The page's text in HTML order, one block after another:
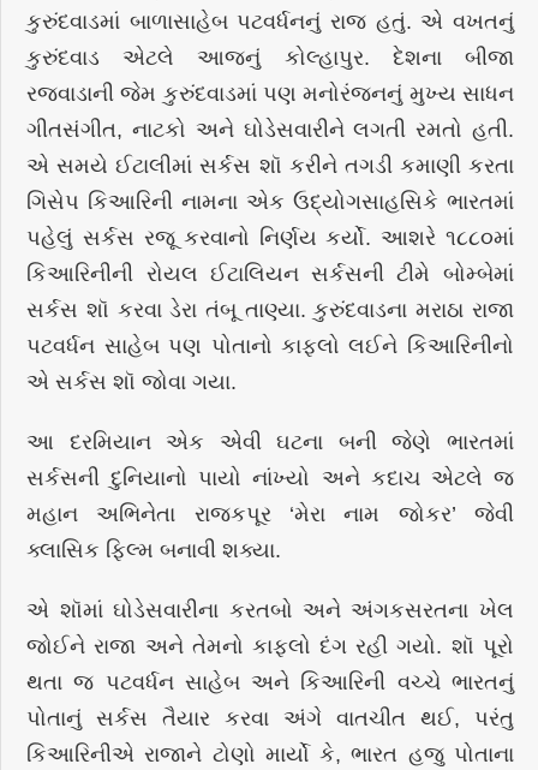
કુરુંદવાડમાં બાળાસાહેબ પટવર્ધનનું રાજ હતું. એ વખતનું
કુરુંદવાડ એટલે આજનું કોલ્હાપુર. દેશના બીજા
રજવાડાની જેમ કુરુંદવાડમાં પણ મનોરંજનનું મુખ્ય સાધન
ગીતસંગીત, નાટકો અને ઘોડેસવારીને લગતી રમતો હતી.
એ સમયે ઈટાલીમાં સર્કસ શૉ કરીને તગડી કમાણી કરતા
ગિસેપ કિઆરિની નામના એક ઉદ્યોગસાહસિકે ભારતમાં
પહેલું સર્કસ રજૂ કરવાનો નિર્ણય કર્યો. આશરે ૧૮૮૦માં
કિઆરિનીની રોયલ ઈટાલિયન સર્કસની ટીમે બોમ્બેમાં
સર્કસ શૉ કરવા ડેરા તંબૂ તાણ્યા. કુરુંદવાડના મરાઠા રાજા
પટવર્ધન સાહેબ પણ પોતાનો કાફલો લઈને કિઆરિનીનો
એ સર્કસ શૉ જોવા ગયા.
આ દરમિયાન એક એવી ઘટના બની જેણે ભારતમાં
સર્કસની દુનિયાનો પાયો નાંખ્યો અને કદાચ એટલે જ
મહાન અભિનેતા રાજકપૂર ‘મેરા નામ જોકર’ જેવી
ક્લાસિક ફિલ્મ બનાવી શક્યા.
એ શૉમાં ઘોડેસવારીના કરતબો અને અંગકસરતના ખેલ
જોઈને રાજા અને તેમનો કાફલો દંગ રહી ગયો. શૉ પૂરો
થતા જ પટવર્ધન સાહેબ અને કિઆરિની વચ્ચે ભારતનું
પોતાનું સર્કસ તૈયાર કરવા અંગે વાતચીત થઈ, પરંતુ
કિઆરિનીએ રાજાને ટોણો માર્યો કે, ભારત હજુ પોતાના